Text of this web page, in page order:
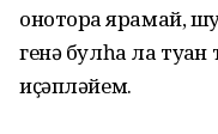
оноторға ярамай,
генә булһа ла
иҫәпләйем.